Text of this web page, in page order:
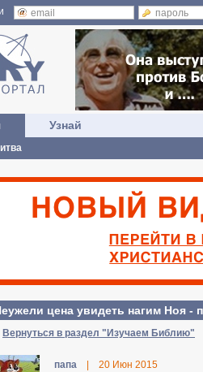
Узнай
цена увидеть нагим Ноя -
Вернуться в раздел "Изучаем Библию"
папа 20 Июн 2015